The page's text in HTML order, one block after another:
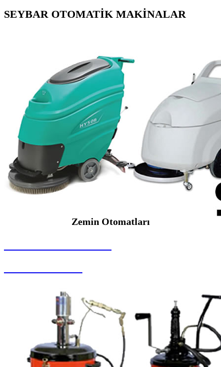
SEYBAR OTOMATİK MAKİNALAR
Zemin Otomatları